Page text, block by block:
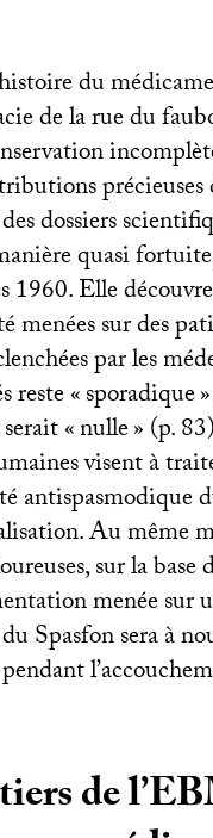
du
de la rue du
dossiers
quasi
1960. Elle
menées sur des
par les
reste «sporadique
«nulle» (p.
visent à
antispasmodique
Au même
sur la
menée sur
Spasfon sera à
de l’